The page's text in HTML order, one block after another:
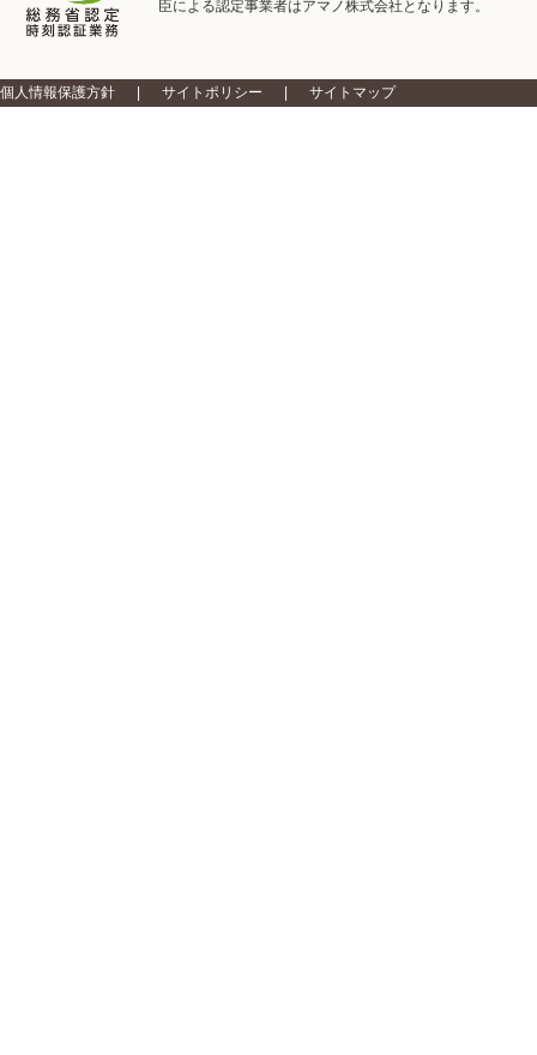
臣による認定事業者はアマノ株式会社となります。
個人情報保護方針 サイトポリシー サイトマップ